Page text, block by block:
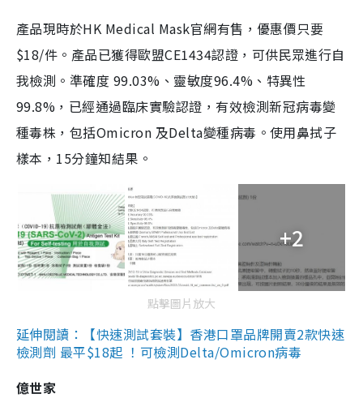
產品現時於HK Medical Mask官網有售，優惠價只要
$18/件。產品已獲得歐盟CE1434認證，可供民眾進行自
我檢測。準確度 99.03%、靈敏度96.4%、特異性
99.8%，已經通過臨床實驗認證，有效檢測新冠病毒變
種毒株，包括Omicron 及Delta變種病毒。使用鼻拭子
樣本，15分鐘知結果。
+2
點擊圖片放大
延伸閱讀：【快速測試套裝】香港口罩品牌開賣2款快速
檢測劑 最平$18起 ！可檢測Delta/Omicron病毒
億世家